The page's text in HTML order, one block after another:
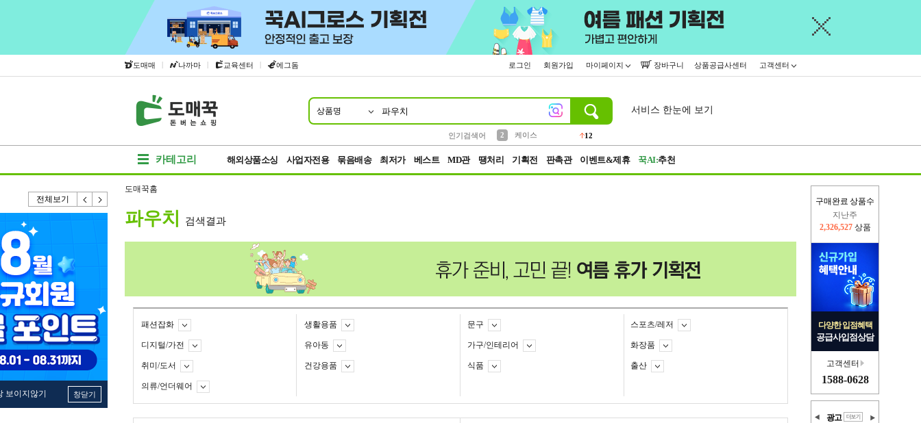
도매매 | 나까마 | 교육센터 | 에그돔 로그인 회원가입 마이페이지 장바구니 상품공급사센터 고객센터
상품명
인기검색어
2
케이스
12
서비스 한눈에 보기
카테고리 해외상품소싱 사업자전용 묶음배송 최저가 베스트 MD관 땡처리 기획전 판촉관 이벤트&제휴 꾹AI:추천
전체보기
보이지않기 창닫기
구매완료 상품수
이번주
2,289,807 상품
다양한 입점혜택
공급사입점상담
고객센터
1588-0628
광고
도매꾹홈
파우치 검색결과
패션잡화 생활용품 문구 스포츠/레저
디지털/가전 유아동 가구/인테리어 화장품
취미/도서 건강용품 식품 출산
의류/언더웨어